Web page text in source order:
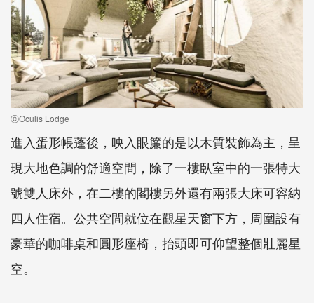
ⓒOculis Lodge
進入蛋形帳蓬後，映入眼簾的是以木質裝飾為主，呈
現大地色調的舒適空間，除了一樓臥室中的一張特大
號雙人床外，在二樓的閣樓另外還有兩張大床可容納
四人住宿。公共空間就位在觀星天窗下方，周圍設有
豪華的咖啡桌和圓形座椅，抬頭即可仰望整個壯麗星
空。